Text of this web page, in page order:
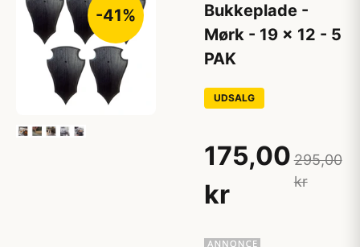
-41%
Bukkeplade -
Mørk - 19 x 12 - 5
PAK
UDSALG
175,00
kr
295,00
kr